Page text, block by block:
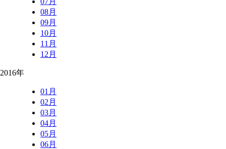
08月
09月
10月
11月
12月
2016年
01月
02月
03月
04月
05月
06月